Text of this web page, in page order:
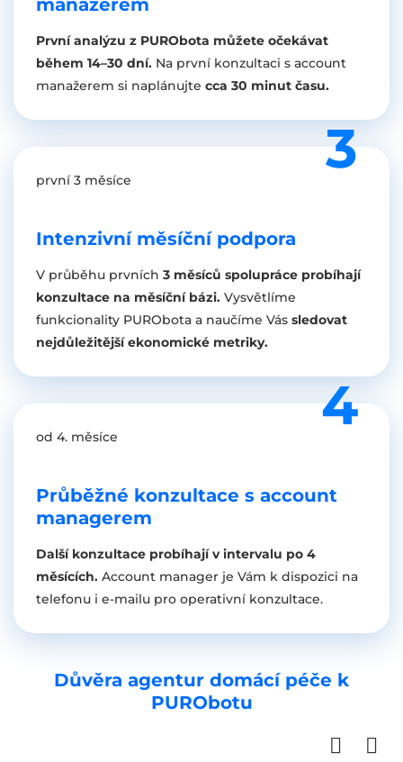
První analýzu z PURObota můžete očekávat
během 14–30 dní. Na první konzultaci s account
manažerem si naplánujte cca 30 minut času.
první 3 měsíce
Intenzivní měsíční podpora
V průběhu prvních 3 měsíců spolupráce probíhají
konzultace na měsíční bázi. Vysvětlíme
funkcionality PURObota a naučíme Vás sledovat
nejdůležitější ekonomické metriky.
od 4. měsíce
Průběžné konzultace s account
managerem
Další konzultace probíhají v intervalu po 4
měsících. Account manager je Vám k dispozici na
telefonu i e-mailu pro operativní konzultace.
Důvěra agentur domácí péče k
PURObotu